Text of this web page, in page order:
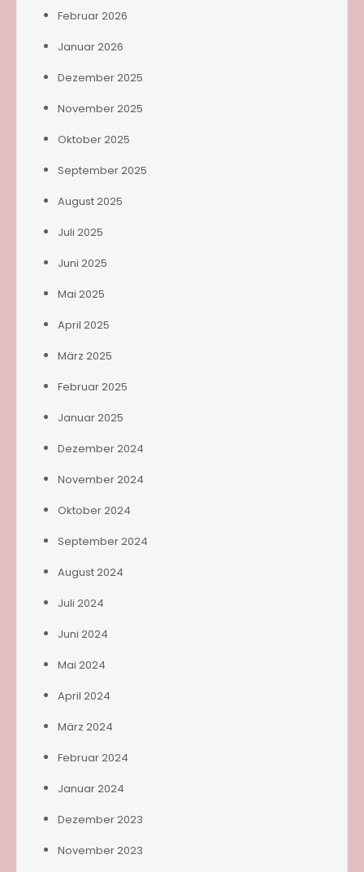
Februar 2026
Januar 2026
Dezember 2025
November 2025
Oktober 2025
September 2025
August 2025
Juli 2025
Juni 2025
Mai 2025
April 2025
März 2025
Februar 2025
Januar 2025
Dezember 2024
November 2024
Oktober 2024
September 2024
August 2024
Juli 2024
Juni 2024
Mai 2024
April 2024
März 2024
Februar 2024
Januar 2024
Dezember 2023
November 2023